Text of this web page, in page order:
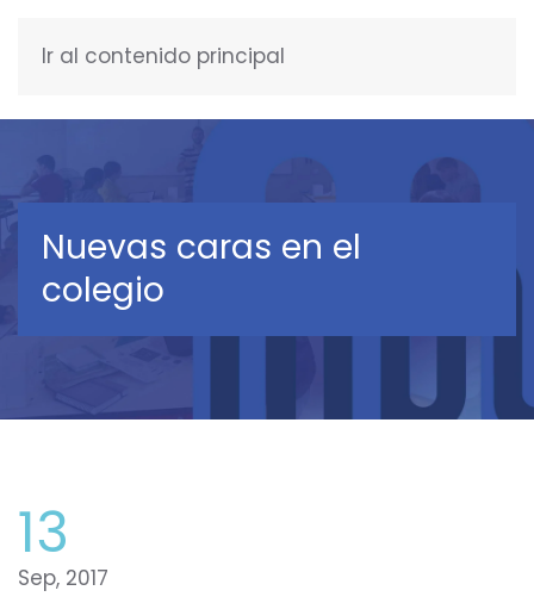
Ir al contenido principal
Nuevas caras en el
colegio
13
Sep, 2017